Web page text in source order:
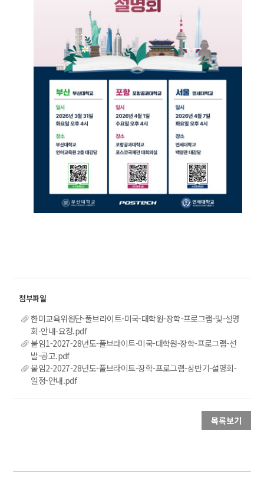
한미교육위원단-풀브라이트-미국-대학원-장학-프로그램-및-설명
회-안내-요청.pdf
붙임1-2027-28년도-풀브라이트-미국-대학원-장학-프로그램-선
발-공고.pdf
붙임2-2027-28년도-풀브라이트-장학-프로그램-상반기-설명회-
일정-안내.pdf
목록보기